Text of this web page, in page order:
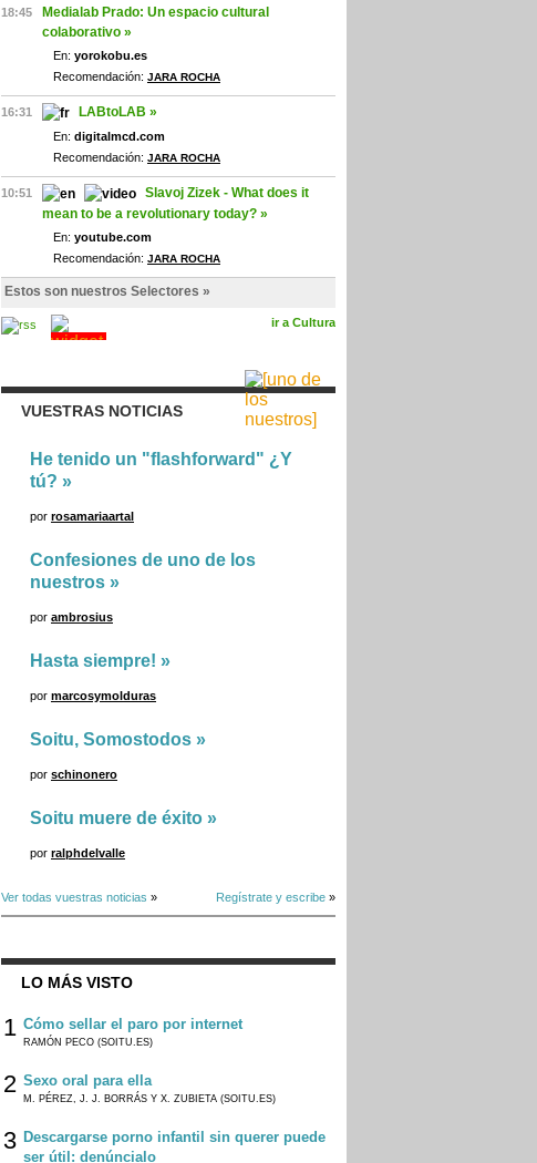
18:45
Medialab Prado: Un espacio cultural
colaborativo »
En: yorokobu.es
Recomendación: JARA ROCHA
16:31 LABtoLAB »
En: digitalmcd.com
Recomendación: JARA ROCHA
10:51
Slavoj Zizek - What does it
mean to be a revolutionary today? »
En: youtube.com
Recomendación: JARA ROCHA
Estos son nuestros Selectores »
ir a Cultura
VUESTRAS NOTICIAS
He tenido un "flashforward" ¿Y
tú? »
por rosamariaartal
Confesiones de uno de los
nuestros »
por ambrosius
Hasta siempre! »
por marcosymolduras
Soitu, Somostodos »
por schinonero
Soitu muere de éxito »
por ralphdelvalle
Ver todas vuestras noticias » Regístrate y escribe »
LO MÁS VISTO
1 Cómo sellar el paro por internet
RAMÓN PECO (SOITU.ES)
2 Sexo oral para ella
M. PÉREZ, J. J. BORRÁS Y X. ZUBIETA (SOITU.ES)
3 Descargarse porno infantil sin querer puede
ser útil: denúncialo